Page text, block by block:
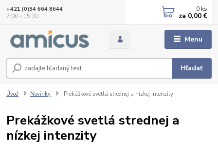
Menu
Hľadať
+421 (0)34 664 8644
7:00 - 15:30
0 ks
za 0,00 €
Úvod Novinky Prekážkové svetlá strednej a nízkej intenzity
Prekážkové svetlá strednej a
nízkej intenzity